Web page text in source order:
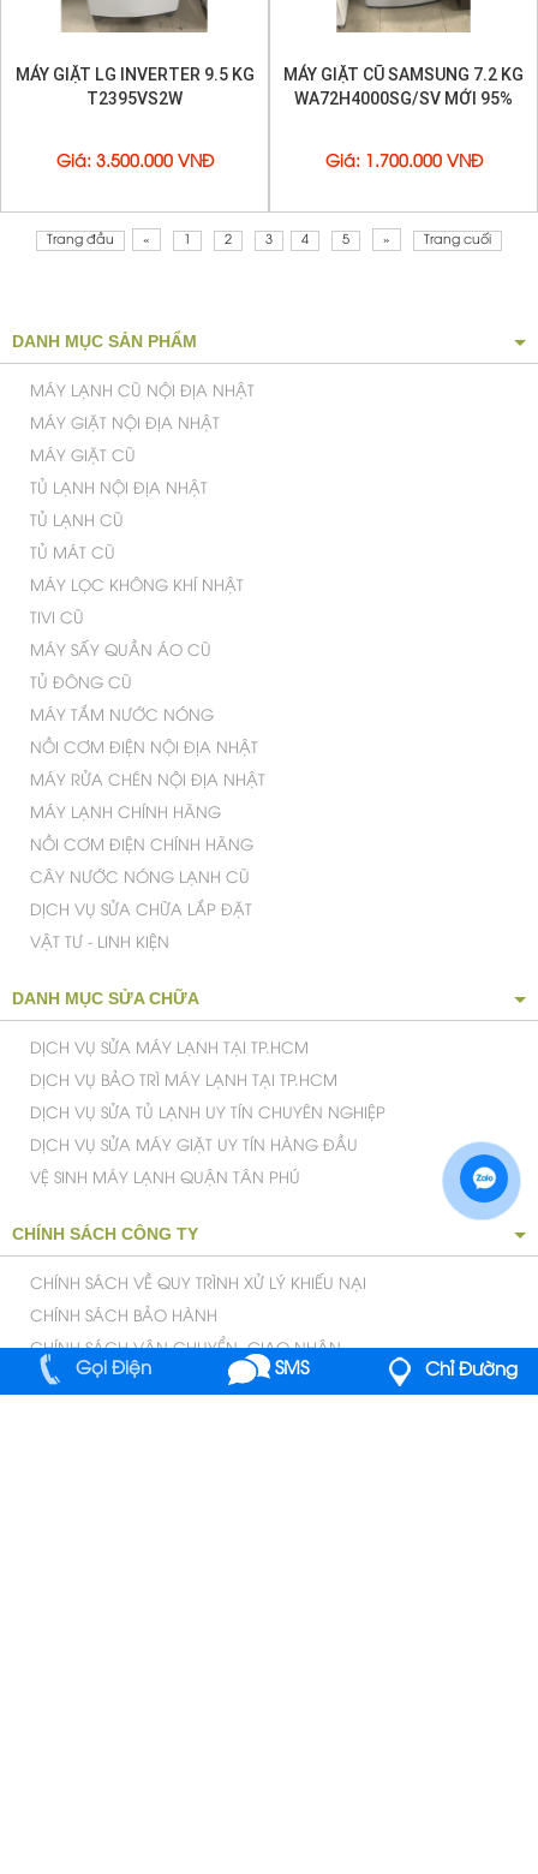
MÁY GIẶT LG INVERTER 9.5 KG
T2395VS2W
Giá : 3.500.000 VNĐ
MÁY GIẶT CŨ SAMSUNG 7.2 KG
WA72H4000SG/SV MỚI 95%
Giá : 1.700.000 VNĐ
Trang đầu « 2 3 4 5 » Trang cuối
DANH MỤC SẢN PHẨM
MÁY LẠNH CŨ NỘI ĐỊA NHẬT
MÁY GIẶT NỘI ĐỊA NHẬT
MÁY GIẶT CŨ
TỦ LẠNH NỘI ĐỊA NHẬT
TỦ LẠNH CŨ
TỦ MÁT CŨ
MÁY LỌC KHÔNG KHÍ NHẬT
TIVI CŨ
MÁY SẤY QUẦN ÁO CŨ
TỦ ĐÔNG CŨ
MÁY TẮM NƯỚC NÓNG
NỒI CƠM ĐIỆN NỘI ĐỊA NHẬT
MÁY RỬA CHÉN NỘI ĐỊA NHẬT
MÁY LẠNH CHÍNH HÃNG
NỒI CƠM ĐIỆN CHÍNH HÃNG
CÂY NƯỚC NÓNG LẠNH CŨ
DỊCH VỤ SỬA CHỮA LẮP ĐẶT
VẬT TƯ - LINH KIỆN
DANH MỤC SỬA CHỮA
DỊCH VỤ SỬA MÁY LẠNH TẠI TP.HCM
DỊCH VỤ BẢO TRÌ MÁY LẠNH TẠI TP.HCM
DỊCH VỤ SỬA TỦ LẠNH UY TÍN CHUYÊN NGHIỆP
DỊCH VỤ SỬA MÁY GIẶT UY TÍN HÀNG ĐẦU
VỆ SINH MÁY LẠNH QUẬN TÂN PHÚ
CHÍNH SÁCH CÔNG TY
CHÍNH SÁCH VỀ QUY TRÌNH XỬ LÝ KHIẾU NẠI
CHÍNH SÁCH BẢO HÀNH
CHÍNH SÁCH VẬN CHUYỂN, GIAO NHẬN
QUY ĐỊNH VÀ HÌNH THỨC THANH TOÁN
Gọi Điện SMS Chỉ Đường